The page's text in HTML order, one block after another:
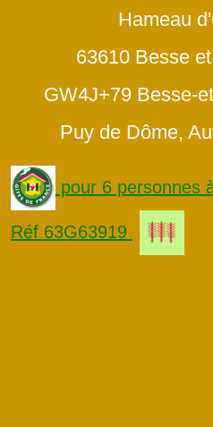
Hameau
63610 Besse
GW4J+79 Besse-
Puy de Dôme,
pour 6 personnes
Réf 63G63919